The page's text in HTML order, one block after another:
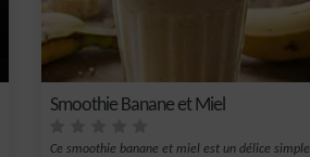
Smoothie Banane et Miel
Ce smoothie banane et miel est un délice simple